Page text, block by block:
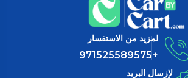
لمزيد من الاستفسار
+971525589575
لإرسال البريد